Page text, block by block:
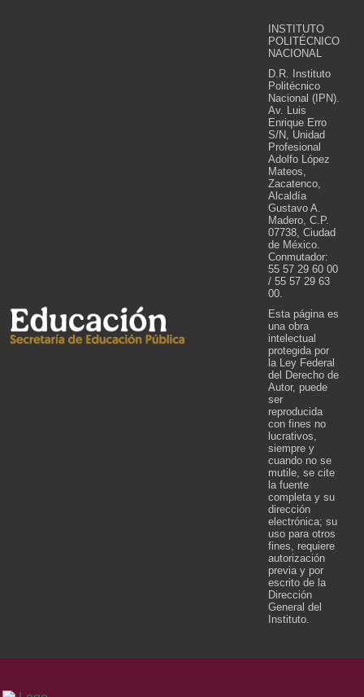
INSTITUTO
POLITÉCNICO
NACIONAL
D.R. Instituto
Politécnico
Nacional (IPN).
Av. Luis
Enrique Erro
S/N, Unidad
Profesional
Adolfo López
Mateos,
Zacatenco,
Alcaldía
Gustavo A.
Madero, C.P.
07738, Ciudad
de México.
Conmutador:
55 57 29 60 00
/ 55 57 29 63
00.
Esta página es
una obra
intelectual
protegida por
la Ley Federal
del Derecho de
Autor, puede
ser
reproducida
con fines no
lucrativos,
siempre y
cuando no se
mutile, se cite
la fuente
completa y su
dirección
electrónica; su
uso para otros
fines, requiere
autorización
previa y por
escrito de la
Dirección
General del
Instituto.